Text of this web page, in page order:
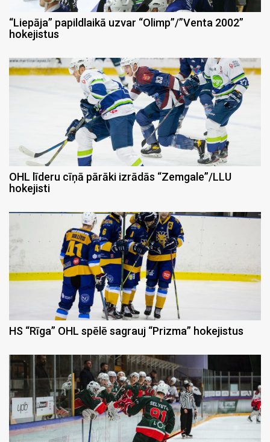
“Liepāja” papildlaikā uzvar “Olimp”/”Venta 2002”
hokejistus
OHL līderu cīņā pārāki izrādās “Zemgale”/LLU
hokejisti
HS “Rīga” OHL spēlē sagrauj “Prizma” hokejistus